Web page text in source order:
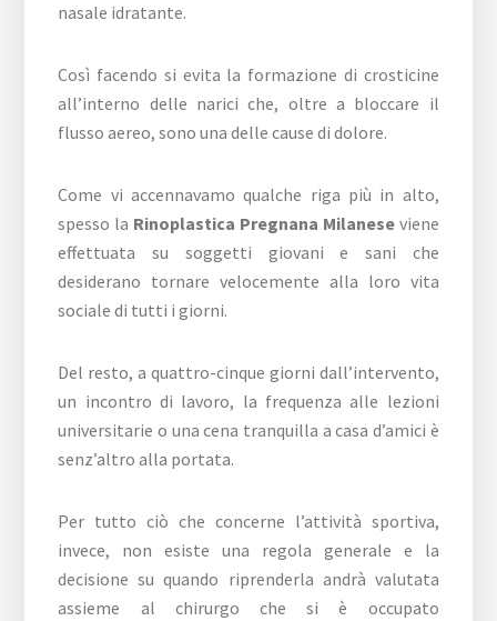
nasale idratante.
Così facendo si evita la formazione di crosticine
all’interno delle narici che, oltre a bloccare il
flusso aereo, sono una delle cause di dolore.
Come vi accennavamo qualche riga più in alto,
spesso la Rinoplastica Pregnana Milaneseviene
effettuata su soggetti giovani e sani che
desiderano tornare velocemente alla loro vita
sociale di tutti i giorni.
Del resto, a quattro-cinque giorni dall’intervento,
un incontro di lavoro, la frequenza alle lezioni
universitarie o una cena tranquilla a casa d’amici è
senz’altro alla portata.
Per tutto ciò che concerne l’attività sportiva,
invece, non esiste una regola generale e la
decisione su quando riprenderla andrà valutata
assieme al chirurgo che si è occupato